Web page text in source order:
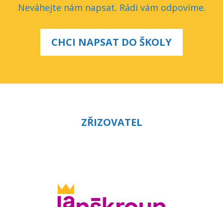
Neváhejte nám napsat. Rádi vám odpovíme.
CHCI NAPSAT DO ŠKOLY
ZŘIZOVATEL